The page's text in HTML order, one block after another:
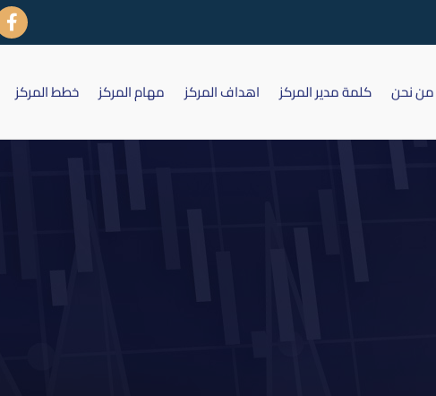
من نحن كلمة مدير المركز اهداف المركز مهام المركز خطط المركز